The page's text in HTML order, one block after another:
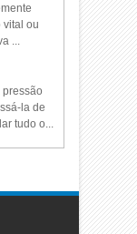
vital ou
...
pressão
la de
tudo o...